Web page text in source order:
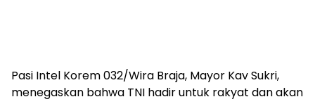
Pasi Intel Korem 032/Wira Braja, Mayor Kav Sukri,
menegaskan bahwa TNI hadir untuk rakyat dan akan